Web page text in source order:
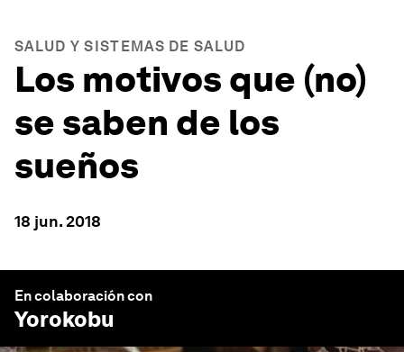
SALUD Y SISTEMAS DE SALUD
Los motivos que (no)
se saben de los
sueños
18 jun. 2018
En colaboración con
Yorokobu